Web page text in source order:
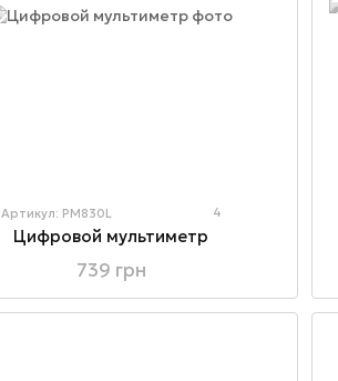
Артикул: PM830L 4
Цифровой мультиметр
739 грн